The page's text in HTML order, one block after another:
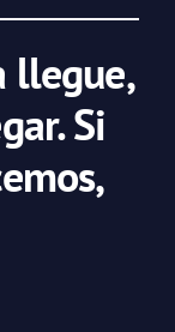
llegue,
Si